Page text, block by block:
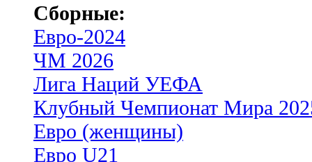
Сборные:
Евро-2024
ЧМ 2026
Лига Наций УЕФА
Клубный Чемпионат Мира
Евро (женщины)
Евро U21